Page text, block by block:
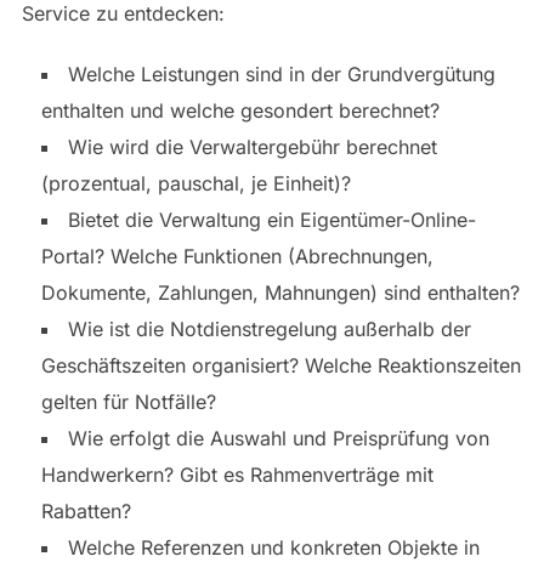
Service zu entdecken:
Welche Leistungen sind in der Grundvergütung
enthalten und welche gesondert berechnet?
Wie wird die Verwaltergebühr berechnet
(prozentual, pauschal, je Einheit)?
Bietet die Verwaltung ein Eigentümer-Online-
Portal? Welche Funktionen (Abrechnungen,
Dokumente, Zahlungen, Mahnungen) sind enthalten?
Wie ist die Notdienstregelung außerhalb der
Geschäftszeiten organisiert? Welche Reaktionszeiten
gelten für Notfälle?
Wie erfolgt die Auswahl und Preisprüfung von
Handwerkern? Gibt es Rahmenverträge mit
Rabatten?
Welche Referenzen und konkreten Objekte in